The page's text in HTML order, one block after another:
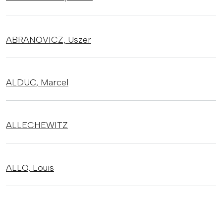
ABRANOVICZ, Uszer
ALDUC, Marcel
ALLECHEWITZ
ALLO, Louis